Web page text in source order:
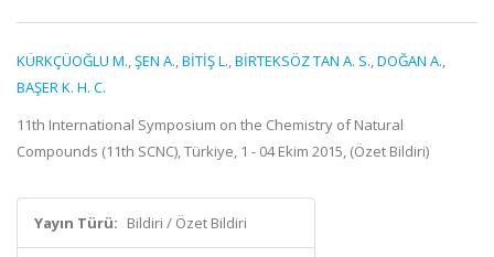
KÜRKÇÜOĞLU M.,ŞEN A.,BİTİŞ L.,BİRTEKSÖZ TAN A. S.,DOĞAN A.,
BAŞER K. H. C.
11th International Symposium on the Chemistry of Natural
Compounds (11th SCNC), Türkiye, 1 - 04 Ekim 2015, (Özet Bildiri)
Yayın Türü: Bildiri / Özet Bildiri